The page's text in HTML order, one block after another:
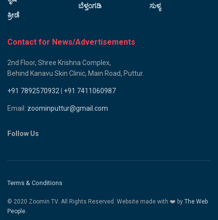
ಕ್ರೀಡೆ
ಬೆಳ್ತಂಗಡಿ ಸುಳ್ಯ
Contact for News/Advertisements
2nd Floor, Shree Krishna Complex,
Behind Kanavu Skin Clinic, Main Road, Puttur.
+91 7892570932 +91 7411060987
Email: zoominputtur@gmail.com
Follow Us
Terms & Conditions
© 2020 Zoomin TV. All Rights Reserved. Website made with ❤️ by The Web
People.